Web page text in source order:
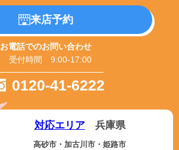
来店予約
お電話でのお問い合わせ
受付時間 9:00-17:00
0120-41-6222
対応エリア兵庫県
高砂市・加古川市・姫路市